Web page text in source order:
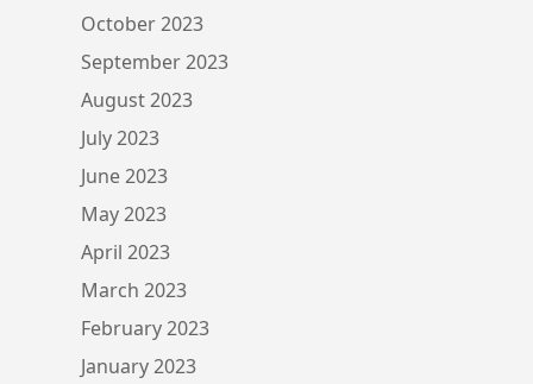
October 2023
September 2023
August 2023
July 2023
June 2023
May 2023
April 2023
March 2023
February 2023
January 2023